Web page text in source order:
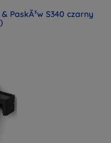
PaskÃ³w S340 czarny